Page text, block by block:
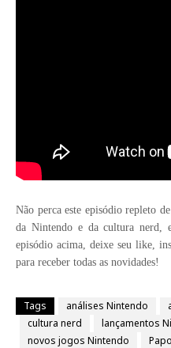
Não perca este episódio repleto
da Nintendo e da cultura nerd,
episódio acima, deixe seu like,
para receber todas as novidades!
Tags análises Nintendo
cultura nerd
lançamentos
novos jogos Nintendo